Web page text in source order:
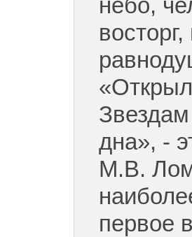
небо,
дна», -
М.В.
первое